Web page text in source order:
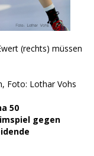
(rechts) müssen
Foto: Lothar Vohs
50
gegen